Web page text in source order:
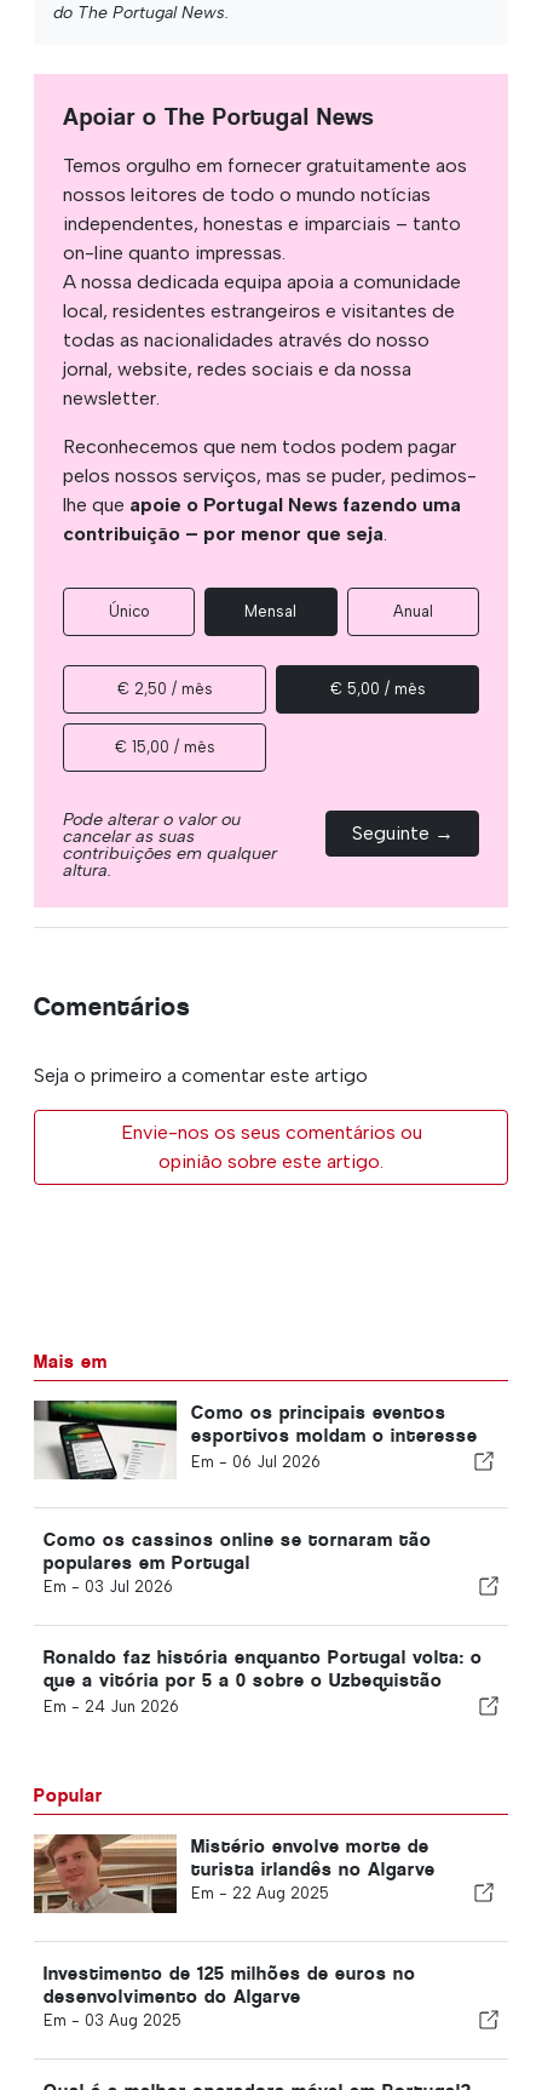
do The Portugal News.
Apoiar o The Portugal News
Temos orgulho em fornecer gratuitamente aos
nossos leitores de todo o mundo notícias
independentes, honestas e imparciais – tanto
on-line quanto impressas.
A nossa dedicada equipa apoia a comunidade
local, residentes estrangeiros e visitantes de
todas as nacionalidades através do nosso
jornal, website, redes sociais e da nossa
newsletter.
Reconhecemos que nem todos podem pagar
pelos nossos serviços, mas se puder, pedimos-
lhe que apoie o Portugal News fazendo uma
contribuição – por menor que seja.
Único Mensal Anual
€ 2,50 / mês € 5,00 / mês
€ 15,00 / mês
Pode alterar o valor ou
cancelar as suas
contribuições em qualquer
altura.
Seguinte →
Comentários
Seja o primeiro a comentar este artigo
Envie-nos os seus comentários ou
opinião sobre este artigo.
Mais em
Como os principais eventos
esportivos moldam o interesse
das apostas online em Portugal
Em - 06 Jul 2026
Como os cassinos online se tornaram tão
populares em Portugal
Em - 03 Jul 2026
Ronaldo faz história enquanto Portugal volta: o
que a vitória por 5 a 0 sobre o Uzbequistão
significa para o resto do Grupo K
Em - 24 Jun 2026
Popular
Mistério envolve morte de
turista irlandês no Algarve
Em - 22 Aug 2025
Investimento de 125 milhões de euros no
desenvolvimento do Algarve
Em - 03 Aug 2025